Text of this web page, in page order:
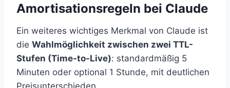
Amortisationsregeln bei Claude
Ein weiteres wichtiges Merkmal von Claude ist
die Wahlmöglichkeit zwischen zwei TTL-
Stufen (Time-to-Live): standardmäßig 5
Minuten oder optional 1 Stunde, mit deutlichen
Preisunterschieden.